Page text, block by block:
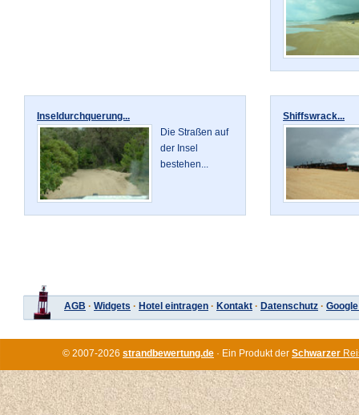
Inseldurchquerung...
Die Straßen auf
der Insel
bestehen...
Shiffswrack...
AGB · Widgets · Hotel eintragen · Kontakt · Datenschutz ·
© 2007-2026 strandbewertung.de · Ein Produkt der Schwarzer